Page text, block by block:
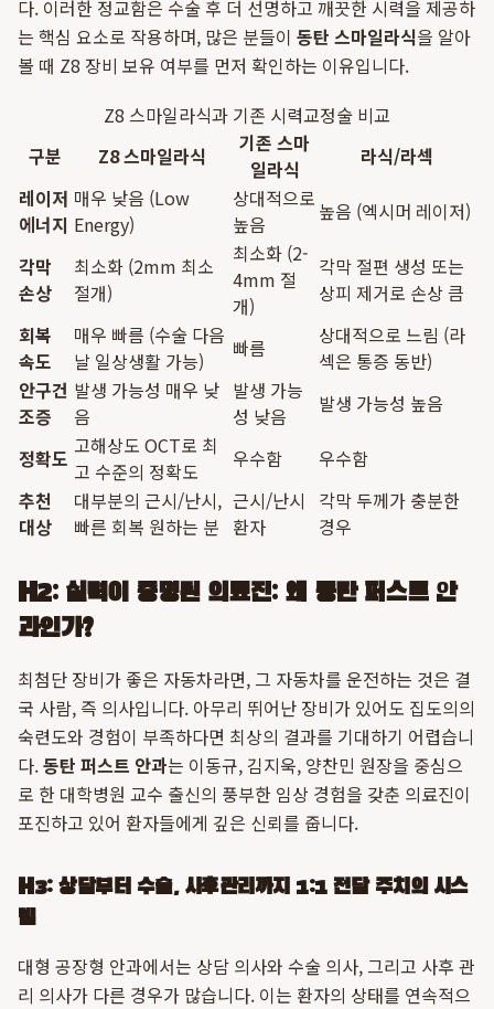
다. 이러한 정교함은 수술 후 더 선명하고 깨끗한 시력을 제공하
는 핵심 요소로 작용하며, 많은 분들이 동탄 스마일라식을 알아
볼 때 Z8 장비 보유 여부를 먼저 확인하는 이유입니다.
Z8 스마일라식과 기존 시력교정술 비교
구분
Z8 스마일라식
기존 스마
일라식
라식/라섹
레이저
에너지
매우 낮음 (Low
Energy)
상대적으로
높음
높음 (엑시머 레이저)
각막
손상
최소화 (2mm 최소
절개)
최소화 (2-
4mm 절
개)
각막 절편 생성 또는
상피 제거로 손상 큼
회복
속도
매우 빠름 (수술 다음
날 일상생활 가능)
빠름
상대적으로 느림 (라
섹은 통증 동반)
안구건
조증
발생 가능성 매우 낮
음
발생 가능
성 낮음
발생 가능성 높음
정확도 고해상도 OCT로 최
고 수준의 정확도
우수함
우수함
추천
대상
대부분의 근시/난시,
빠른 회복 원하는 분
근시/난시
환자
각막 두께가 충분한
경우
H2: 실력이 증명된 의료진: 왜 동탄 퍼스트 안
과인가?
최첨단 장비가 좋은 자동차라면, 그 자동차를 운전하는 것은 결
국 사람, 즉 의사입니다. 아무리 뛰어난 장비가 있어도 집도의의
숙련도와 경험이 부족하다면 최상의 결과를 기대하기 어렵습니
다.동탄 퍼스트 안과는 이동규, 김지욱, 양찬민 원장을 중심으
로 한 대학병원 교수 출신의 풍부한 임상 경험을 갖춘 의료진이
포진하고 있어 환자들에게 깊은 신뢰를 줍니다.
H3: 상담부터 수술, 사후관리까지 1:1 전담 주치의 시스
템
대형 공장형 안과에서는 상담 의사와 수술 의사, 그리고 사후 관
리 의사가 다른 경우가 많습니다. 이는 환자의 상태를 연속적으